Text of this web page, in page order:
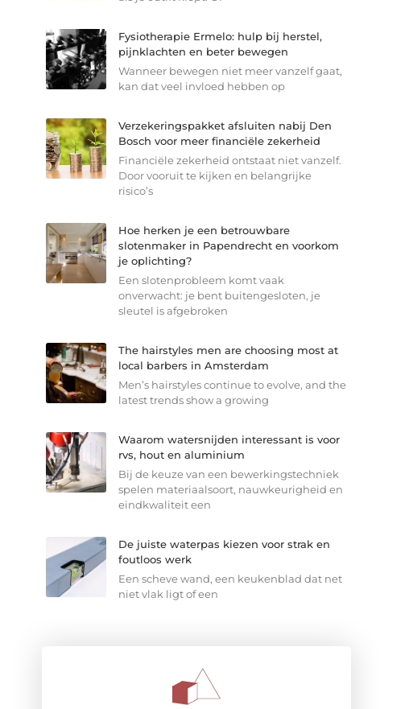
Fysiotherapie Ermelo: hulp bij herstel,
pijnklachten en beter bewegen
Wanneer bewegen niet meer vanzelf gaat,
kan dat veel invloed hebben op
Verzekeringspakket afsluiten nabij Den
Bosch voor meer financiële zekerheid
Financiële zekerheid ontstaat niet vanzelf.
Door vooruit te kijken en belangrijke
risico’s
Hoe herken je een betrouwbare
slotenmaker in Papendrecht en voorkom
je oplichting?
Een slotenprobleem komt vaak
onverwacht: je bent buitengesloten, je
sleutel is afgebroken
The hairstyles men are choosing most at
local barbers in Amsterdam
Men’s hairstyles continue to evolve, and the
latest trends show a growing
Waarom watersnijden interessant is voor
rvs, hout en aluminium
Bij de keuze van een bewerkingstechniek
spelen materiaalsoort, nauwkeurigheid en
eindkwaliteit een
De juiste waterpas kiezen voor strak en
foutloos werk
Een scheve wand, een keukenblad dat net
niet vlak ligt of een